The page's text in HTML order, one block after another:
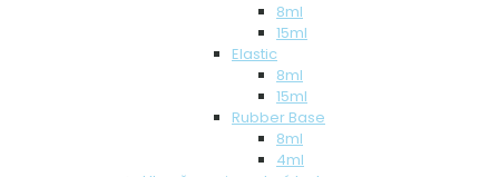
8ml
15ml
Elastic
8ml
15ml
Rubber Base
8ml
4ml